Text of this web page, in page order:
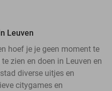
Leuven
hoef je je geen moment te
zien en doen in Leuven en
diverse uitjes en
citygames en